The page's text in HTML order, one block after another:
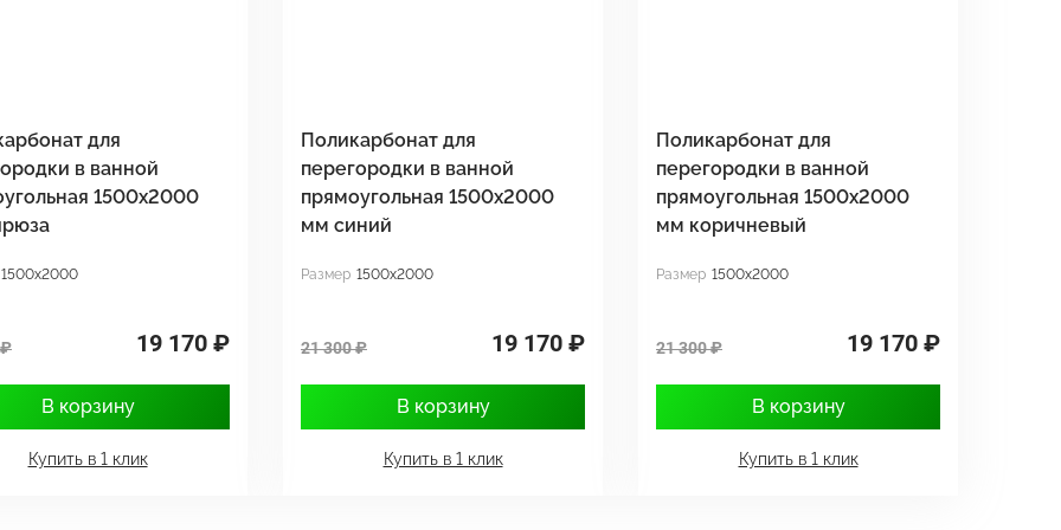
для
в ванной
1500х2000
1500x2000
19 170 ₽
В корзину
Купить в 1 клик
Поликарбонат для
перегородки в ванной
прямоугольная 1500х2000
мм синий
Размер 1500x2000
21 300 ₽ 19 170 ₽
В корзину
Купить в 1 клик
Поликарбонат для
перегородки в ванной
прямоугольная 1500х2000
мм коричневый
Размер 1500x2000
21 300 ₽ 19 170 ₽
В корзину
Купить в 1 клик